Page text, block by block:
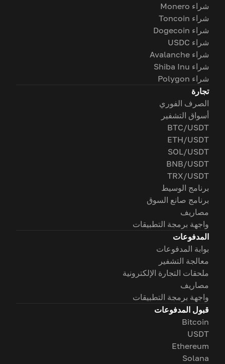
شراء Monero
شراء Toncoin
شراء Dogecoin
شراء USDC
شراء Avalanche
شراء Shiba Inu
شراء Polygon
تجارة
الصرف الفوري
أسواق التشفير
BTC/USDT
ETH/USDT
SOL/USDT
BNB/USDT
TRX/USDT
برنامج الوسيط
برنامج صانع السوق
مصاريف
واجهة برمجة التطبيقات
المدفوعات
بوابة المدفوعات
معالجة التشفير
ملحقات التجارة الإلكترونية
مصاريف
واجهة برمجة التطبيقات
قبول المدفوعات
Bitcoin
USDT
Ethereum
Solana